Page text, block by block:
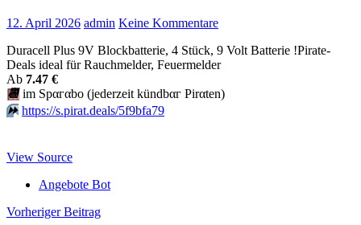
12. April 2026 admin Keine Kommentare
Duracell Plus 9V Blockbatterie, 4 Stück, 9 Volt Batterie !Pirate-
Deals ideal für Rauchmelder, Feuermelder
Аb 7.47 €
📆im Spαгαbο (jеdеrzеit kündbαг Pirαten)
⏩️ https://s.pirat.deals/5f9bfa79
View Source
Angebote Bot
Beitragsnavigation
Vorheriger Beitrag